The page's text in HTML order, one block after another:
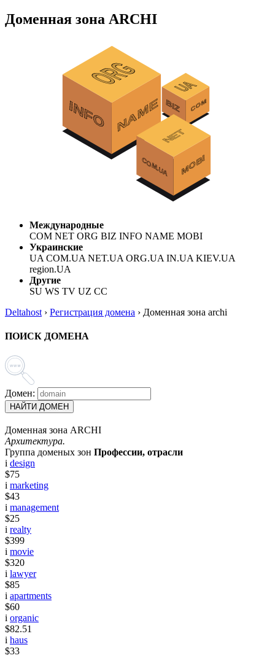
Доменная зона ARCHI
Международные
COM NET ORG BIZ INFO NAME MOBI
Украинские
UA COM.UA NET.UA ORG.UA IN.UA KIEV.UA
region.UA
Другие
SU WS TV UZ CC
Deltahost › Регистрация домена › Доменная зона archi
ПОИСК ДОМЕНА
Домен:
НАЙТИ ДОМЕН
Доменная зона ARCHI
Архитектура.
Группа доменых зон Профессии, отрасли
i design
$75
i marketing
$43
i management
$25
i realty
$399
i movie
$320
i lawyer
$85
i apartments
$60
i organic
$82.51
i haus
$33